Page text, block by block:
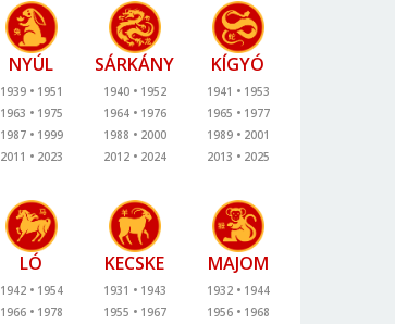
NYÚL
1939
1951
1963
1975
1987
1999
2011
2023
SÁRKÁNY
1940
1952
1964
1976
1988
2000
2012
2024
KÍGYÓ
1941
1953
1965
1977
1989
2001
2013
2025
LÓ
1942
1954
1966
1978
KECSKE
1931
1943
1955
1967
MAJOM
1932
1944
1956
1968